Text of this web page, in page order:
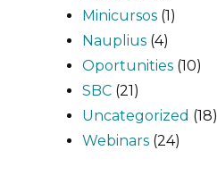
Minicursos (1)
Nauplius (4)
Oportunities (10)
SBC (21)
Uncategorized (18)
Webinars (24)